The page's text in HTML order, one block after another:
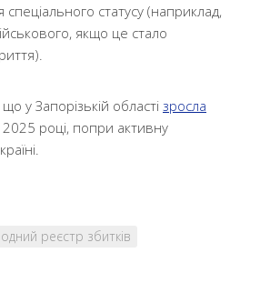
статусу (наприклад,
якщо це стало
у Запорізькій області зросла
2025 році, попри активну
реєстр збитків